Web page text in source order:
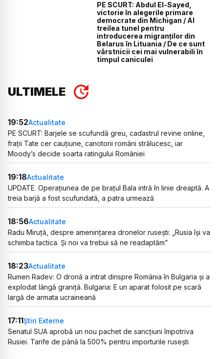
PE SCURT: Abdul El-Sayed,
victorie în alegerile primare
democrate din Michigan / Al
treilea tunel pentru
introducerea migranților din
Belarus în Lituania / De ce sunt
vârstnicii cei mai vulnerabili în
timpul caniculei
ULTIMELE
19:52Actualitate
PE SCURT: Barjele se scufundă greu, cadastrul revine online,
frații Tate cer cauțiune, canotorii români strălucesc, iar
Moody’s decide soarta ratingului României
19:18Actualitate
UPDATE. Operațiunea de pe brațul Bala intră în linie dreaptă. A
treia barjă a fost scufundată, a patra urmează
18:56Actualitate
Radu Miruță, despre amenințarea dronelor rusești: „Rusia își va
schimba tactica. Și noi va trebui să ne readaptăm”
18:23Actualitate
Rumen Radev: O dronă a intrat dinspre România în Bulgaria și a
explodat lângă graniță. Bulgaria: E un aparat folosit pe scară
largă de armata ucraineană
17:11Știri Externe
Senatul SUA aprobă un nou pachet de sancțiuni împotriva
Rusiei. Tarife de până la 500% pentru importurile rusești